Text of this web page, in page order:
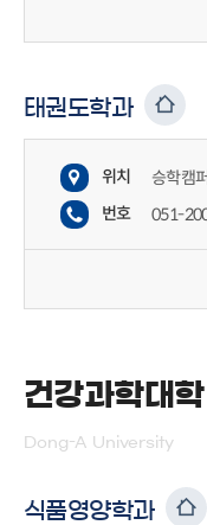
태권도학과
위치
승학캠
번호
051-
건강과학대학
Dong-A University
식품영양학과